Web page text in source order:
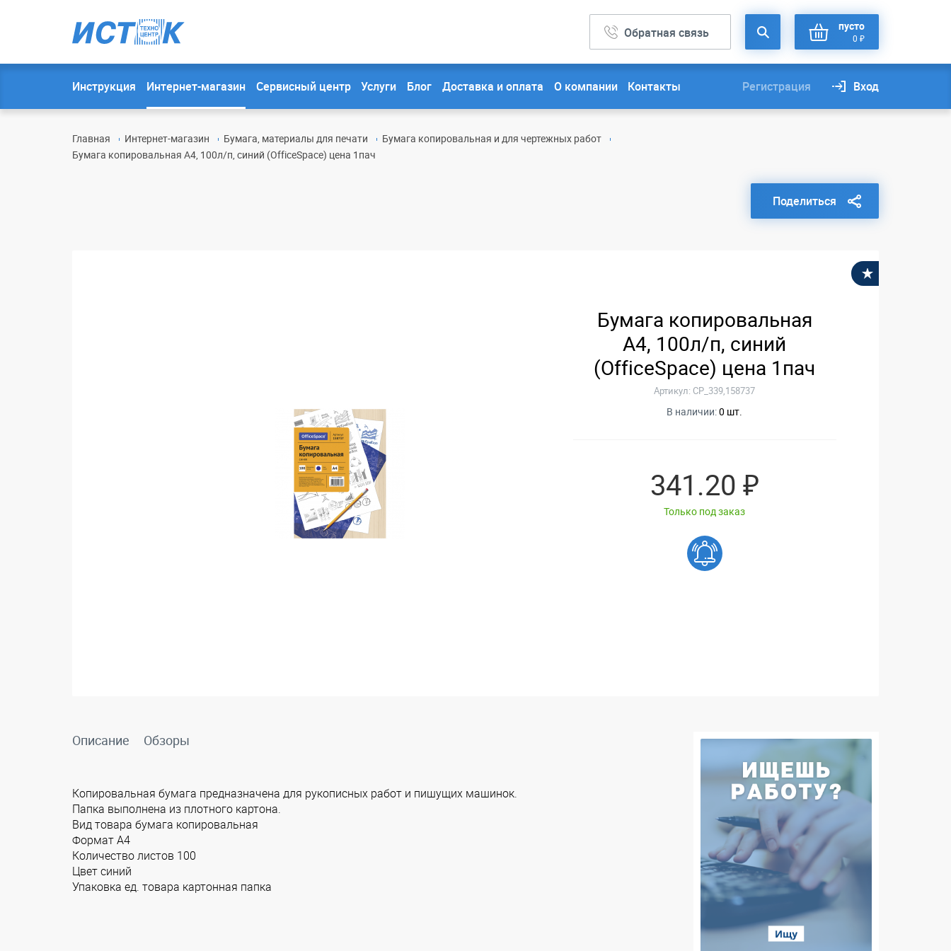
Обратная связь пусто
0 ₽
Инструкция Интернет-магазин Сервисный центр Услуги Блог Доставка и оплата О компании Контакты Регистрация Вход
Главная Интернет-магазин Бумага, материалы для печати
Бумага копировальная и для чертежных работ
Бумага копировальная А4, 100л/п, синий (OfficeSpace) цена 1пач
Поделиться
Бумага копировальная
А4, 100л/п, синий
(OfficeSpace) цена 1пач
Артикул: CP_339,158737
В наличии:0 шт.
341.20 ₽
Только под заказ
Описание Обзоры
Копировальная бумага предназначена для рукописных работ и пишущих машинок.
Папка выполнена из плотного картона.
Вид товара бумага копировальная
Формат A4
Количество листов 100
Цвет синий
Упаковка ед. товара картонная папка